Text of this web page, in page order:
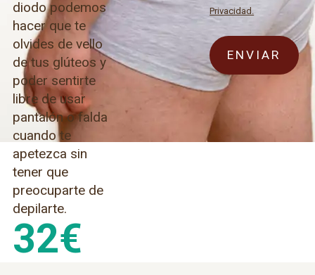
diodo podemos
hacer que te
olvides de vello
de tus glúteos y
poder sentirte
libre de usar
pantalón o falda
cuando te
apetezca sin
tener que
preocuparte de
depilarte.
32€
Privacidad.